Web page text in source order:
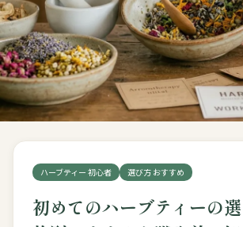
ハーブティー 初心者 選び方 おすすめ
初めてのハーブティーの